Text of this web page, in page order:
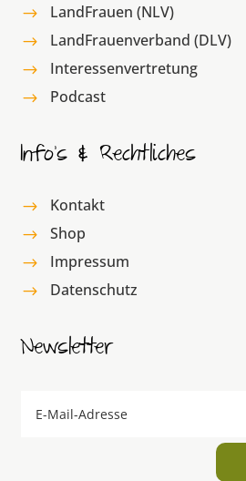
$ LandFrauen (NLV)
$ LandFrauenverband (DLV)
$ Interessenvertretung
$ Podcast
Info’s & Rechtliches
$ Kontakt
$ Shop
$ Impressum
$ Datenschutz
Newsletter